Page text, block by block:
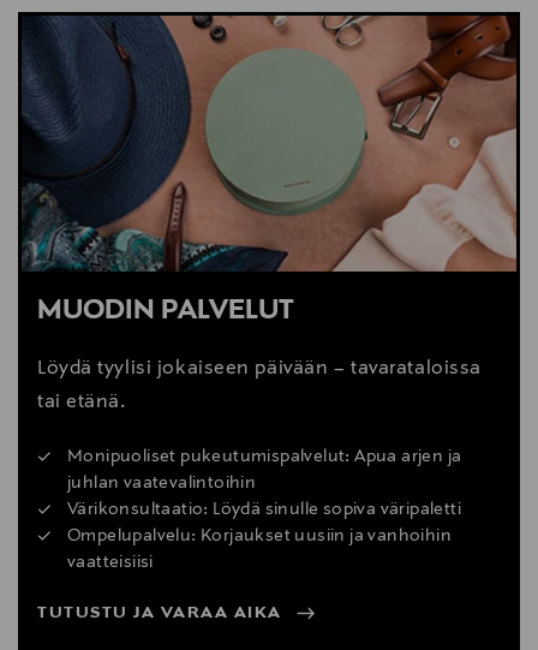
LUE LISÄÄ
MUODIN PALVELUT
Löydä tyylisi jokaiseen päivään – tavarataloissa
tai etänä.
Monipuoliset pukeutumispalvelut: Apua arjen ja
juhlan vaatevalintoihin
Värikonsultaatio: Löydä sinulle sopiva väripaletti
Ompelupalvelu: Korjaukset uusiin ja vanhoihin
vaatteisiisi
TUTUSTU JA VARAA AIKA